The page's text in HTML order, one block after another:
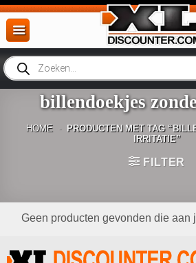
Ga
naar
inhoud
Producten
zoeken
billendoekjes
HOME - PRODUCTEN MET TAG
IRRITATIE”
FILTER
Geen producten gevonden die aan